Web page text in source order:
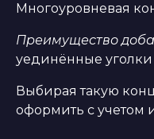
Многоуровневая
Преимущество
уединённые
Выбирая такую
оформить с учетом